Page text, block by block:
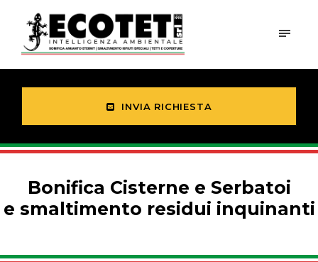
INVIA RICHIESTA
Bonifica Cisterne e Serbatoi
e smaltimento residui inquinanti